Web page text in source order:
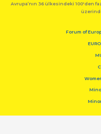
Avrupa’nın 36 ülkesindeki 100'den
Forum of